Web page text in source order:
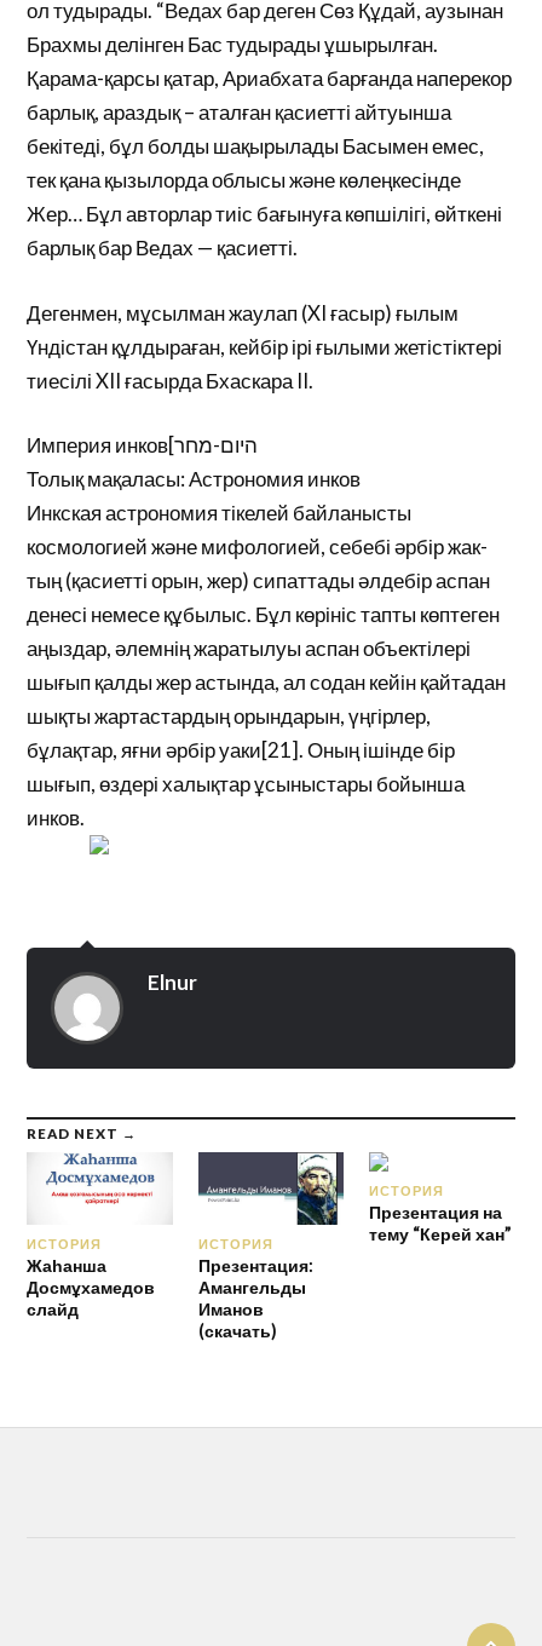
ол тудырады. “Ведах бар деген Сөз Құдай, аузынан
Брахмы делінген Бас тудырады ұшырылған.
Қарама-қарсы қатар, Ариабхата барғанда наперекор
барлық, араздық – аталған қасиетті айтуынша
бекітеді, бұл болды шақырылады Басымен емес,
тек қана қызылорда облысы және көлеңкесінде
Жер… Бұл авторлар тиіс бағынуға көпшілігі, өйткені
барлық бар Ведах — қасиетті.
Дегенмен, мұсылман жаулап (XI ғасыр) ғылым
Үндістан құлдыраған, кейбір ірі ғылыми жетістіктері
тиесілі XII ғасырда Бхаскара II.
Империя инков[היום-מחר
Толық мақаласы: Астрономия инков
Инкская астрономия тікелей байланысты
космологией және мифологией, себебі әрбір жак-
тың (қасиетті орын, жер) сипаттады әлдебір аспан
денесі немесе құбылыс. Бұл көрініс тапты көптеген
аңыздар, әлемнің жаратылуы аспан объектілері
шығып қалды жер астында, ал содан кейін қайтадан
шықты жартастардың орындарын, үңгірлер,
бұлақтар, яғни әрбір уаки[21]. Оның ішінде бір
шығып, өздері халықтар ұсыныстары бойынша
инков.
Elnur
READ NEXT →
ИСТОРИЯ
Жаһанша
Досмұха­медов
слайд
ИСТОРИЯ
Презентация:
Амангельды
Иманов
(скачать)
ИСТОРИЯ
Презентация на
тему “Керей хан”